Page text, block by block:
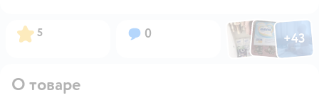
Рейтинг:
5 Вопросов:
0 ФотоФотоФото
+43
Открыть
О товаре